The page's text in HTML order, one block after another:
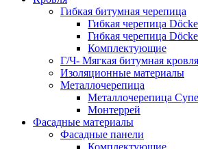
Гибкая битумная черепица
Гибкая черепица
Гибкая черепица
Комплектующие
Г/Ч- Мягкая битумная кровля
Изоляционные материалы
Металлочерепица
Металлочерепица
Монтеррей
Фасадные материалы
Фасадные панели
Комплектующие